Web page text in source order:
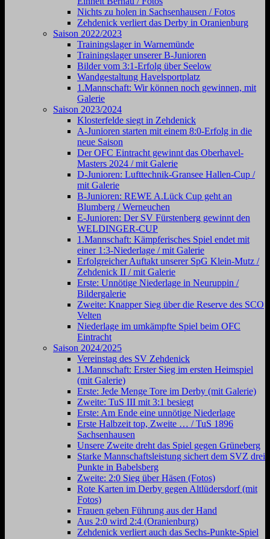
Nichts zu holen in Sachsenhausen / Fotos
Zehdenick verliert das Derby in Oranienburg
Saison 2022/2023
Trainingslager in Warnemünde
Trainingslager unserer B-Junioren
Bilder vom 3:1-Erfolg über Seelow
Wandgestaltung Havelsportplatz
1.Mannschaft: Wir können noch gewinnen, mit
Galerie
Saison 2023/2024
Klosterfelde siegt in Zehdenick
A-Junioren starten mit einem 8:0-Erfolg in die
neue Saison
Der OFC Eintracht gewinnt das Oberhavel-
Masters 2024 / mit Galerie
D-Junioren: Lufttechnik-Gransee Hallen-Cup /
mit Galerie
B-Junioren: REWE A.Lück Cup geht an
Blumberg / Werneuchen
E-Junioren: Der SV Fürstenberg gewinnt den
WELDINGER-CUP
1.Mannschaft: Kämpferisches Spiel endet mit
einer 1:3-Niederlage / mit Galerie
Erfolgreicher Auftakt unserer SpG Klein-Mutz /
Zehdenick II / mit Galerie
Erste: Unnötige Niederlage in Neuruppin /
Bildergalerie
Zweite: Knapper Sieg über die Reserve des SCO
Velten
Niederlage im umkämpfte Spiel beim OFC
Eintracht
Saison 2024/2025
Vereinstag des SV Zehdenick
1.Mannschaft: Erster Sieg im ersten Heimspiel
(mit Galerie)
Erste: Jede Menge Tore im Derby (mit Galerie)
Zweite: TuS III mit 3:1 besiegt
Erste: Am Ende eine unnötige Niederlage
Erste Halbzeit top, Zweite … / TuS 1896
Sachsenhausen
Unsere Zweite dreht das Spiel gegen Grüneberg
Starke Mannschaftsleistung sichert dem SVZ drei
Punkte in Babelsberg
Zweite: 2:0 Sieg über Häsen (Fotos)
Rote Karten im Derby gegen Altlüdersdorf (mit
Fotos)
Frauen geben Führung aus der Hand
Aus 2:0 wird 2:4 (Oranienburg)
Zehdenick verliert auch das Sechs-Punkte-Spiel